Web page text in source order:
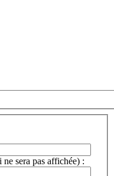
sera pas affichée) :